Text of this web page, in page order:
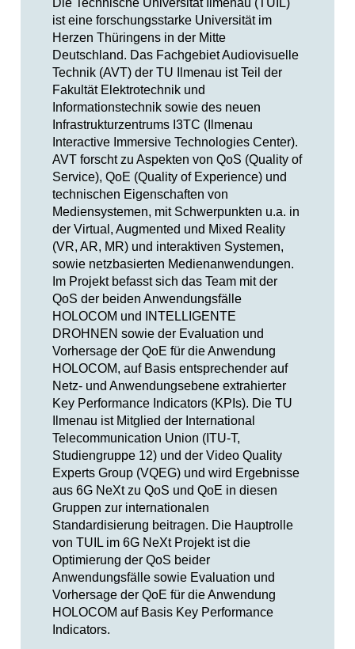
ist eine forschungsstarke Universität im
Herzen Thüringens in der Mitte
Deutschland. Das Fachgebiet Audiovisuelle
Technik (AVT) der TU Ilmenau ist Teil der
Fakultät Elektrotechnik und
Informationstechnik sowie des neuen
Infrastrukturzentrums I3TC (Ilmenau
Interactive Immersive Technologies Center).
AVT forscht zu Aspekten von QoS (Quality of
Service), QoE (Quality of Experience) und
technischen Eigenschaften von
Mediensystemen, mit Schwerpunkten u.a. in
der Virtual, Augmented und Mixed Reality
(VR, AR, MR) und interaktiven Systemen,
sowie netzbasierten Medienanwendungen.
Im Projekt befasst sich das Team mit der
QoS der beiden Anwendungsfälle
HOLOCOM und INTELLIGENTE
DROHNEN sowie der Evaluation und
Vorhersage der QoE für die Anwendung
HOLOCOM, auf Basis entsprechender auf
Netz- und Anwendungsebene extrahierter
Key Performance Indicators (KPIs). Die TU
Ilmenau ist Mitglied der International
Telecommunication Union (ITU-T,
Studiengruppe 12) und der Video Quality
Experts Group (VQEG) und wird Ergebnisse
aus 6G NeXt zu QoS und QoE in diesen
Gruppen zur internationalen
Standardisierung beitragen. Die Hauptrolle
von TUIL im 6G NeXt Projekt ist die
Optimierung der QoS beider
Anwendungsfälle sowie Evaluation und
Vorhersage der QoE für die Anwendung
HOLOCOM auf Basis Key Performance
Indicators.